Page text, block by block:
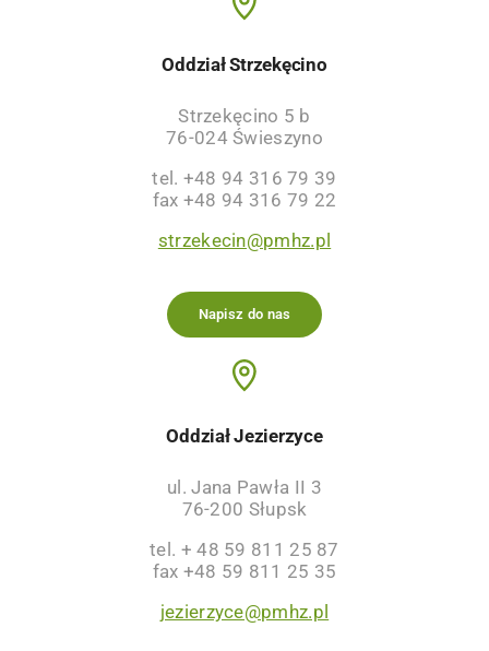
Oddział Strzekęcino
Strzekęcino 5 b
76-024 Świeszyno
tel. +48 94 316 79 39
fax +48 94 316 79 22
strzekecin@pmhz.pl
Napisz do nas
Oddział Jezierzyce
ul. Jana Pawła II 3
76-200 Słupsk
tel. + 48 59 811 25 87
fax +48 59 811 25 35
jezierzyce@pmhz.pl